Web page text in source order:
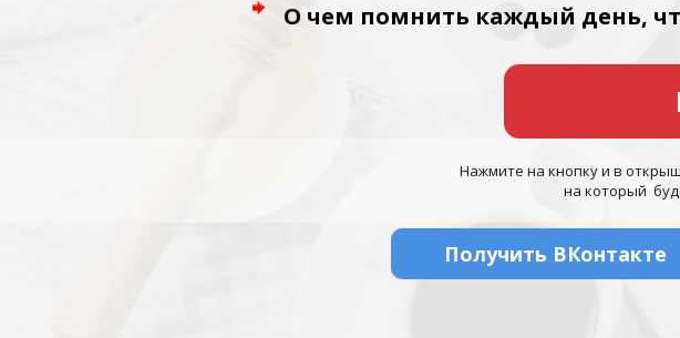
О чем помнить каждый день,
Нажмите на кнопку и в
на который
Получить ВКонтакте